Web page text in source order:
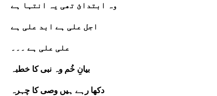
وہ ابتدائ تھی یہ انتہا ہے
اجل علی ہے ابد علی ہے
علی علی ہے ۔۔۔
بیانِ خُم وہ نبی کا خطبہ
دکھا رہے ہیں وصی کا چہرہ